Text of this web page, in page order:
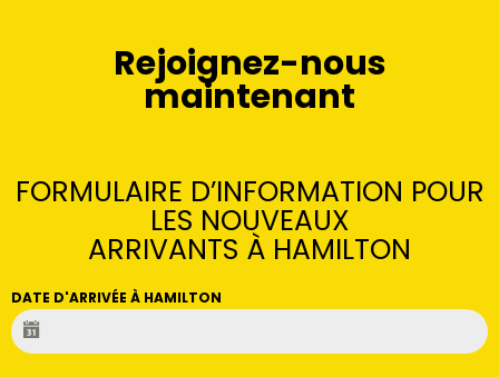
Rejoignez-nous
maintenant
FORMULAIRE D’INFORMATION POUR
LES NOUVEAUX
ARRIVANTS À HAMILTON
DATE D'ARRIVÉE À HAMILTON